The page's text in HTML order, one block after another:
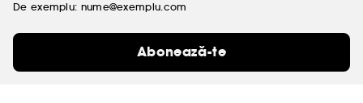
De exemplu: nume@exemplu.com
Abonează-te